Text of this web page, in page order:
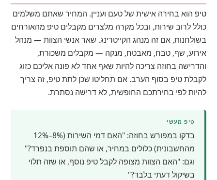
טיפ הוא בחירה אישית של טעם ועניין. המחיר שאתם משלמים
כולל לרוב שירות, ובכל מקרה מלצרים מקבלים טיפ מהאורחים
בשולחנות, אם זה מנהג הקייטרינג. שאר אנשי הצוות — מנהל
אירוע, שף, טבח, מאבטח, מנקה — מקבלים משכורת,
והדרישה בחוזה צריכה להיות שאף אחד לא פונה אליכם כזוג
לקבלת טיפ בסוף הערב. אם תחליטו שכן לתת טיפ, זה צריך
להיות לפי בחירתכם החופשית, לא דרישה נסתרת.
טיפ מעשי
בדקו במפורש בחוזה: "האם דמי השירות (8%–12%
מהחשבונית) כלולים במחיר, או שהם תוספת בנפרד?"
וגם: "האם הצוות מצופה לקבל טיפ נוסף, או שזה תלוי
בשיקול דעתי בלבד?"